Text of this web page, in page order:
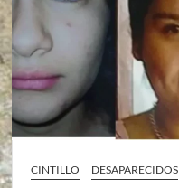
CINTILLO
DESAPARECIDOS